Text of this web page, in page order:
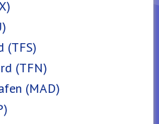
(TFS)
(TFN)
(MAD)